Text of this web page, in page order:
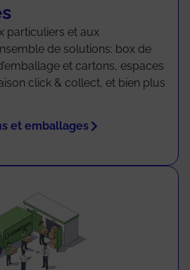
particuliers et aux
de solutions: box de
et cartons, espaces
click & collect, et bien plus
et emballages